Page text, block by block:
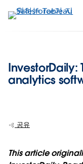
요
건
InvestorDaily:
analytics
공유
This article